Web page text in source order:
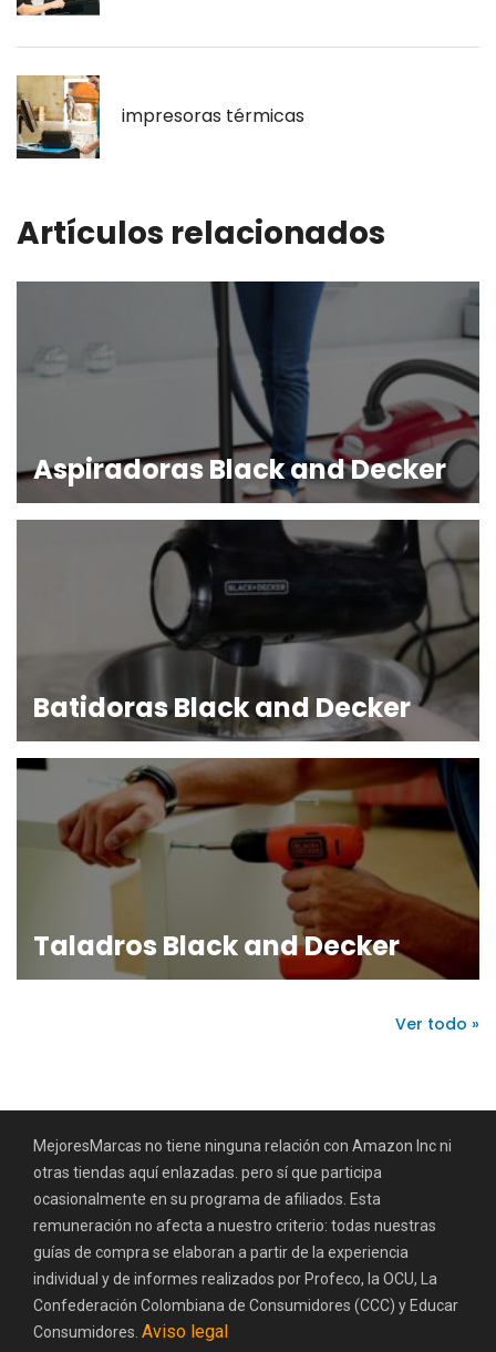
impresoras térmicas
Artículos relacionados
Aspiradoras Black and Decker
Batidoras Black and Decker
Taladros Black and Decker
Ver todo »
MejoresMarcas no tiene ninguna relación con Amazon Inc ni
otras tiendas aquí enlazadas. pero sí que participa
ocasionalmente en su programa de afiliados. Esta
remuneración no afecta a nuestro criterio: todas nuestras
guías de compra se elaboran a partir de la experiencia
individual y de informes realizados por Profeco, la OCU, La
Confederación Colombiana de Consumidores (CCC) y Educar
Consumidores. Aviso legal